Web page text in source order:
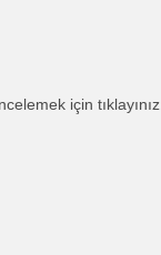
için tıklayınız.